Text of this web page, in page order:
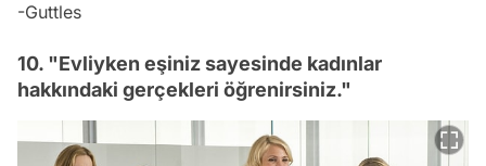
-Guttles
10. "Evliyken eşiniz sayesinde kadınlar
hakkındaki gerçekleri öğrenirsiniz."